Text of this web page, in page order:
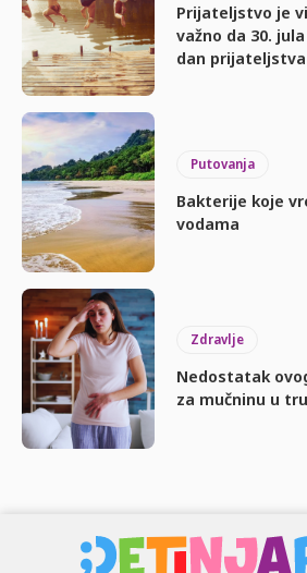
Prijateljstvo je
važno da 30.
dan prijateljstva
Putovanja
Bakterije koje
vodama
Zdravlje
Nedostatak
za mučninu u